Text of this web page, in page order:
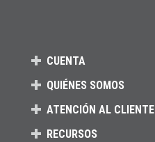
CUENTA
QUIÉNES SOMOS
ATENCIÓN AL CLIENTE
RECURSOS